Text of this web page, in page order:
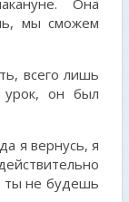
Она
мы сможем
всего лишь
урок, он был
я вернусь, я
ты не будешь